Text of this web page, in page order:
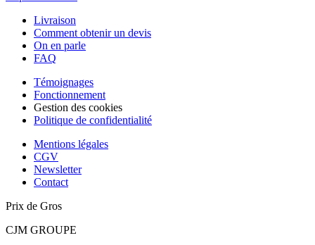
Livraison
Comment obtenir un devis
On en parle
FAQ
Témoignages
Fonctionnement
Gestion des cookies
Politique de confidentialité
Mentions légales
CGV
Newsletter
Contact
Prix de Gros
CJM GROUPE